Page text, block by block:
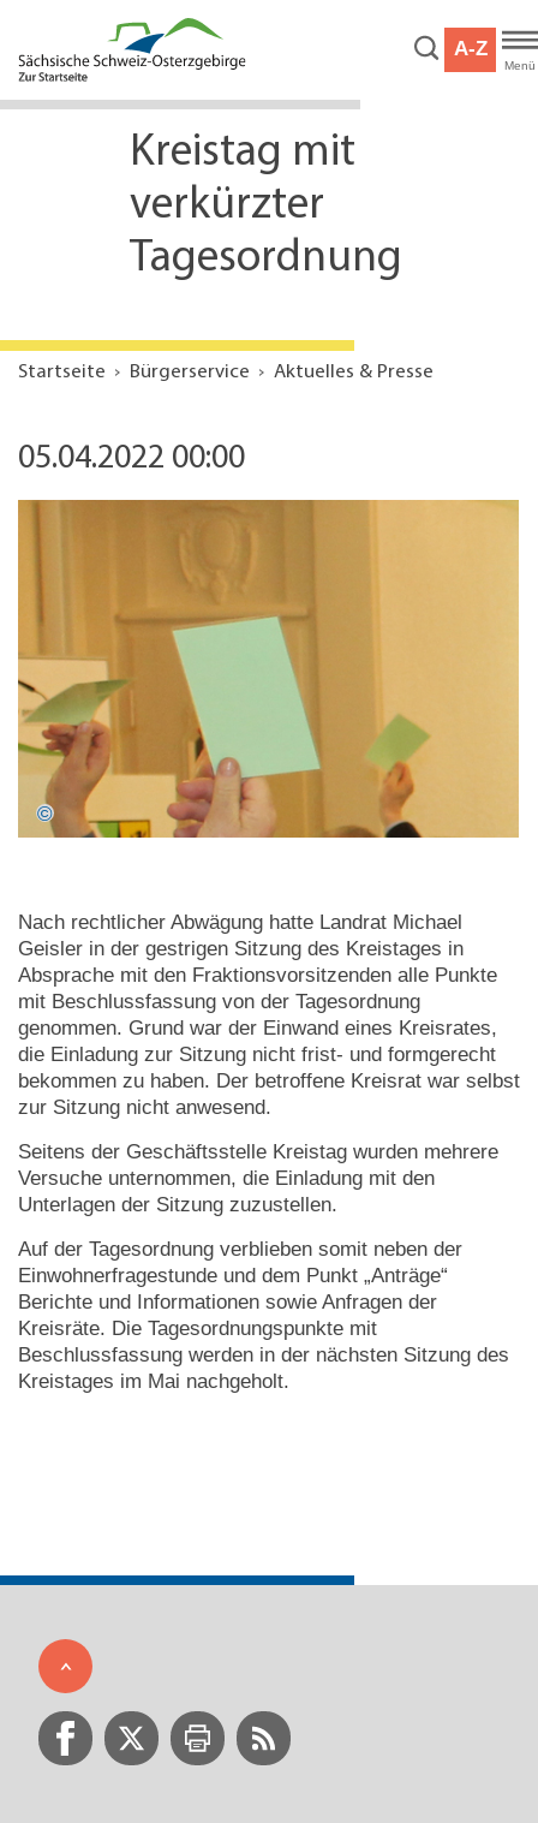
Hauptinhalt
Service
A-Z
Menü
Kreistag mit
verkürzter
Tagesordnung
Startseite Bürgerservice Aktuelles & Presse
05.04.2022 00:00
Nach rechtlicher Abwägung hatte Landrat Michael
Geisler in der gestrigen Sitzung des Kreistages in
Absprache mit den Fraktionsvorsitzenden alle Punkte
mit Beschlussfassung von der Tagesordnung
genommen. Grund war der Einwand eines Kreisrates,
die Einladung zur Sitzung nicht frist- und formgerecht
bekommen zu haben. Der betroffene Kreisrat war selbst
zur Sitzung nicht anwesend.
Seitens der Geschäftsstelle Kreistag wurden mehrere
Versuche unternommen, die Einladung mit den
Unterlagen der Sitzung zuzustellen.
Auf der Tagesordnung verblieben somit neben der
Einwohnerfragestunde und dem Punkt „Anträge“
Berichte und Informationen sowie Anfragen der
Kreisräte. Die Tagesordnungspunkte mit
Beschlussfassung werden in der nächsten Sitzung des
Kreistages im Mai nachgeholt.